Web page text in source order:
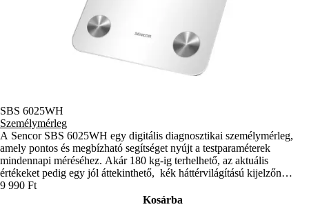
SBS 6025WH
Személymérleg
A Sencor SBS 6025WH egy digitális diagnosztikai személymérleg,
amely pontos és megbízható segítséget nyújt a testparaméterek
mindennapi méréséhez. Akár 180 kg-ig terhelhető, az aktuális
értékeket pedig egy jól áttekinthető, kék háttérvilágítású kijelzőn
jeleníti meg.
9 990 Ft
Kosárba